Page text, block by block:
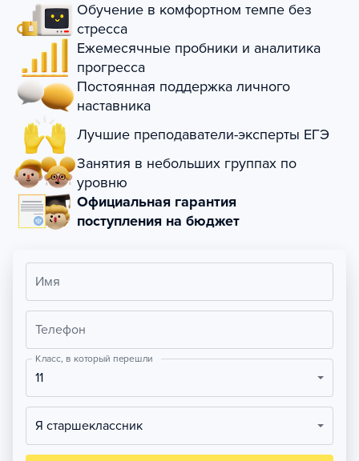
Обучение в комфортном темпе без
стресса
Ежемесячные пробники и аналитика
прогресса
Постоянная поддержка личного
наставника
Лучшие преподаватели-эксперты ЕГЭ
Занятия в небольших группах по
уровню
Официальная гарантия
поступления на бюджет
Имя
Телефон
Класс, в который перешли
11
Я старшеклассник